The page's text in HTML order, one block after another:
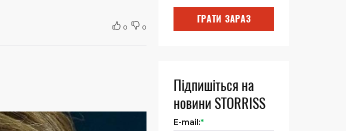
0 0
ГРАТИ ЗАРАЗ
Підпишіться на
новини STORRISS
E-mail:*